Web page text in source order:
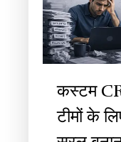
कस्टम
टीमों के